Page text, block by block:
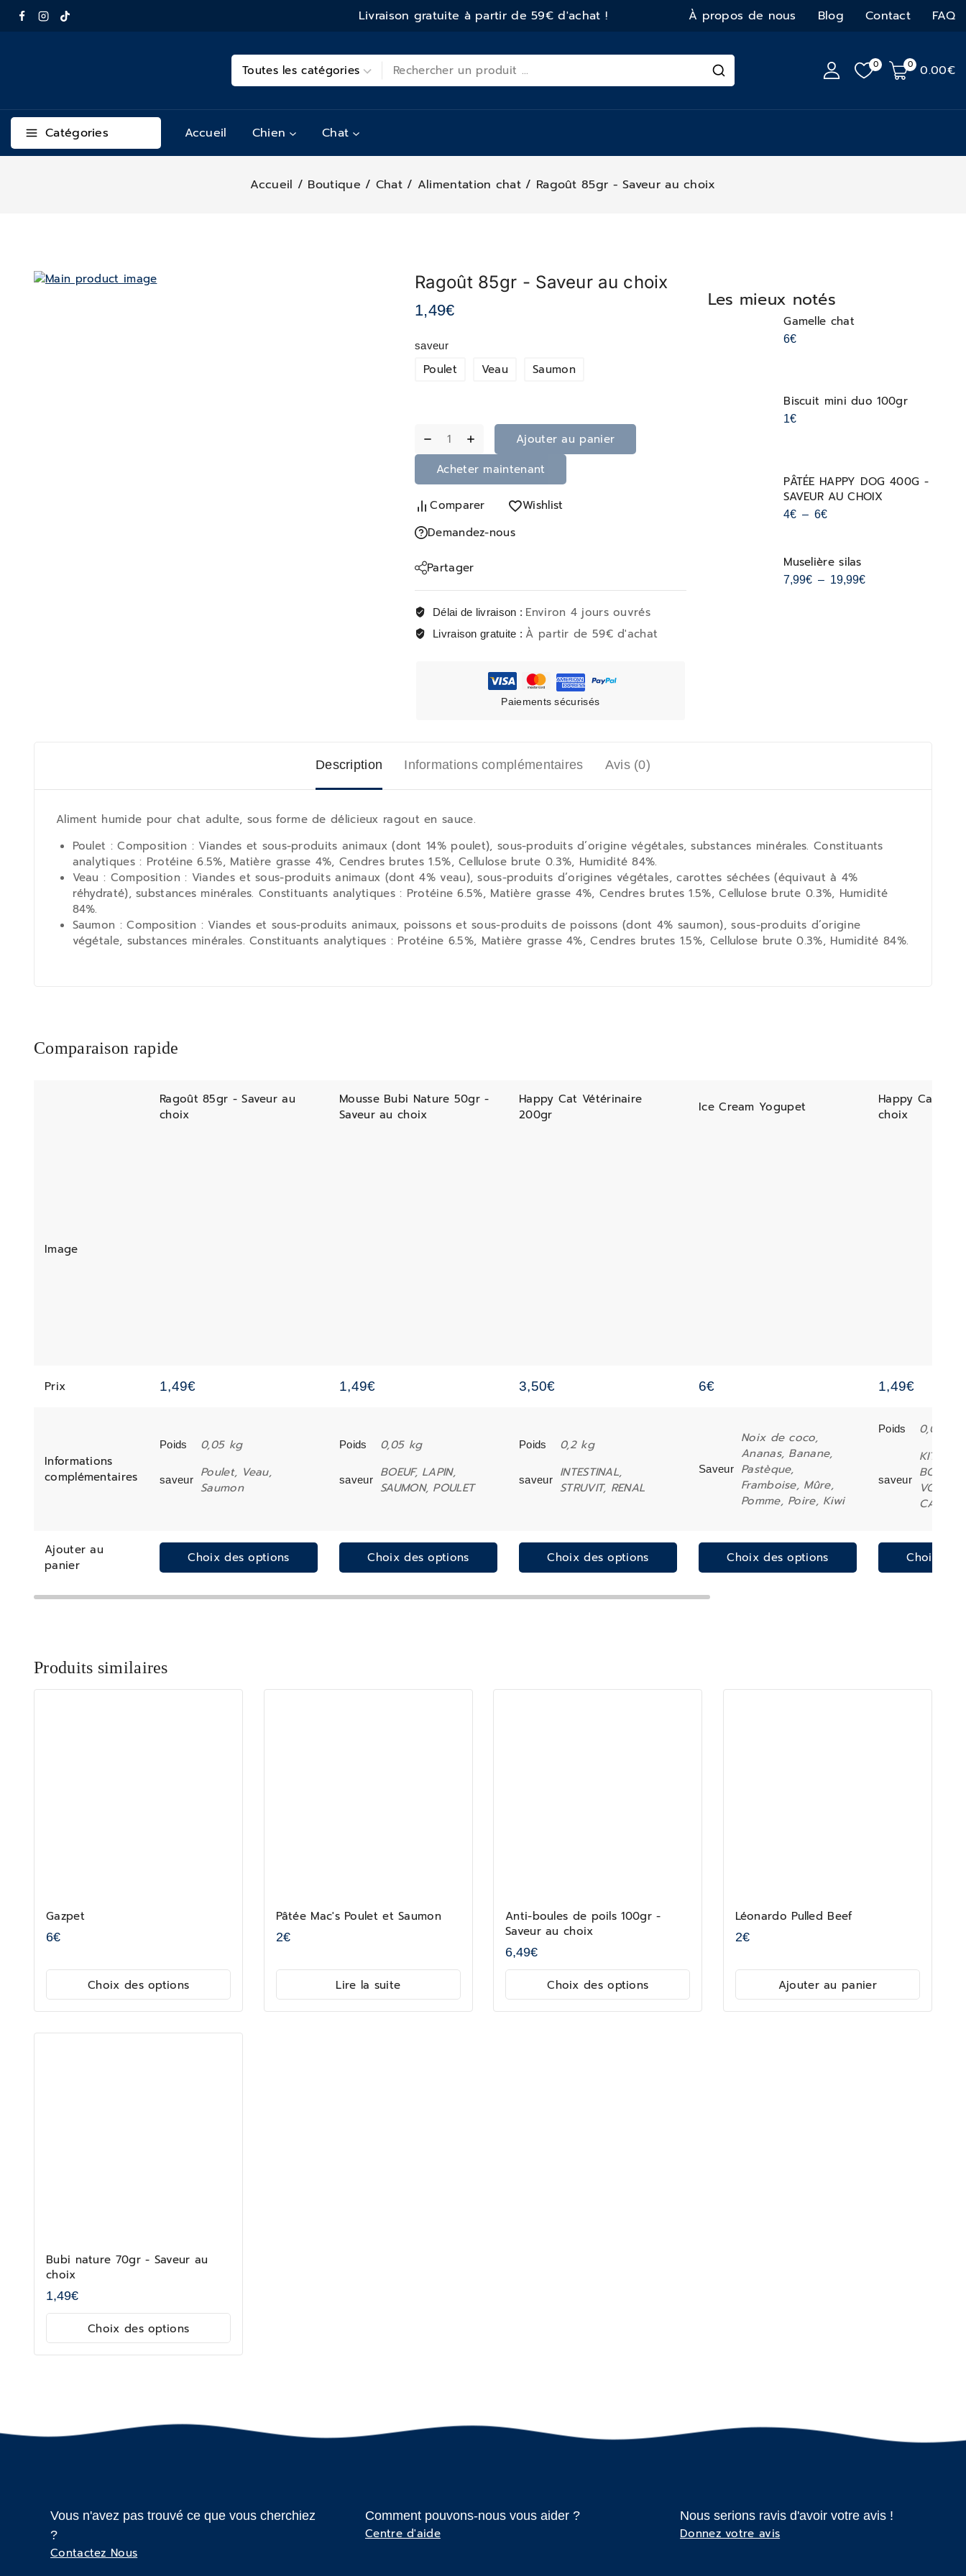
Livraison gratuite à partir de 59€ d'achat ! À propos de nous Blog Contact FAQ
0 0 0.00€
Catégories Accueil Chien Chat
Accueil / Boutique / Chat / Alimentation chat / Ragoût 85gr - Saveur au choix
Les mieux notés
Gamelle chat
6€
Biscuit mini duo 100gr
1€
PÂTÉE HAPPY DOG 400G -
SAVEUR AU CHOIX
4€ – 6€
Muselière silas
7,99€ – 19,99€
Ragoût 85gr - Saveur au choix
1,49€
saveur
Poulet Veau Saumon
Ajouter au panier
Acheter maintenant
Comparer
Wishlist
Demandez-nous
Partager
Délai de livraison : Environ 4 jours ouvrés
Livraison gratuite : À partir de 59€ d'achat
Paiements sécurisés
Description Informations complémentaires Avis (0)
Aliment humide pour chat adulte, sous forme de délicieux ragout en sauce.
Poulet : Composition : Viandes et sous-produits animaux (dont 14% poulet), sous-produits d’origine végétales, substances minérales. Constituants
analytiques : Protéine 6.5%, Matière grasse 4%, Cendres brutes 1.5%, Cellulose brute 0.3%, Humidité 84%.
Veau : Composition : Viandes et sous-produits animaux (dont 4% veau), sous-produits d’origines végétales, carottes séchées (équivaut à 4%
réhydraté), substances minérales. Constituants analytiques : Protéine 6.5%, Matière grasse 4%, Cendres brutes 1.5%, Cellulose brute 0.3%, Humidité
84%.
Saumon : Composition : Viandes et sous-produits animaux, poissons et sous-produits de poissons (dont 4% saumon), sous-produits d’origine
végétale, substances minérales. Constituants analytiques : Protéine 6.5%, Matière grasse 4%, Cendres brutes 1.5%, Cellulose brute 0.3%, Humidité 84%.
Comparaison rapide
Ragoût 85gr - Saveur au
choix
Mousse Bubi Nature 50gr -
Saveur au choix
Happy Cat Vétérinaire
200gr
Ice Cream Yogupet
Happy Cat
choix
Image
Prix 1,49€ 1,49€ 3,50€ 6€ 1,49€
Informations
complémentaires
Poids 0,05 kg
saveur
Poulet, Veau,
Saumon
Poids 0,05 kg
saveur
BOEUF, LAPIN,
SAUMON, POULET
Poids 0,2 kg
saveur
INTESTINAL,
STRUVIT, RENAL
Saveur
Noix de coco,
Ananas, Banane,
Pastèque,
Framboise, Mûre,
Pomme, Poire, Kiwi
Poids 0,085
saveur
KITTEN
BOEUF,
Ajouter au
panier
Choix des options Choix des options Choix des options Choix des options Choix
Produits similaires
Gazpet
6€
Choix des options
Pâtée Mac's Poulet et Saumon
2€
Lire la suite
Anti-boules de poils 100gr -
Saveur au choix
6,49€
Choix des options
Léonardo Pulled Beef
2€
Ajouter au panier
Bubi nature 70gr - Saveur au
choix
1,49€
Choix des options
Vous n'avez pas trouvé ce que vous cherchiez
?
Contactez Nous
Comment pouvons-nous vous aider ?
Centre d'aide
Nous serions ravis d'avoir votre avis !
Donnez votre avis